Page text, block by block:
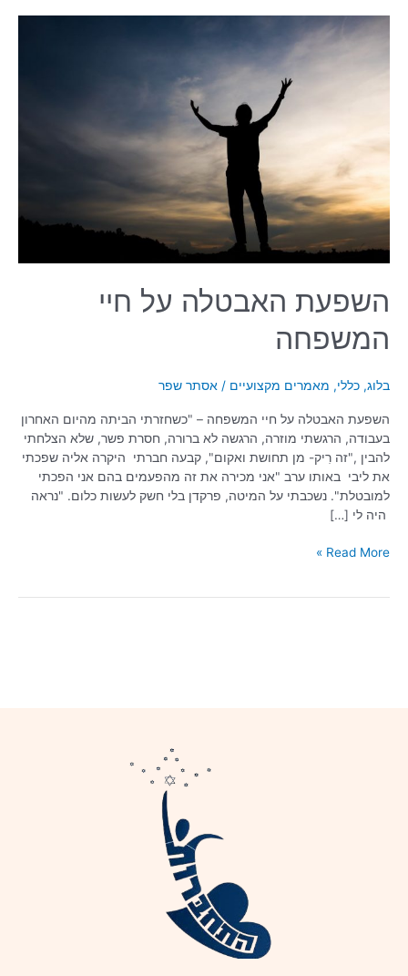
השפעת האבטלה על חיי
המשפחה
בלוג, כללי, מאמרים מקצועיים / אסתר שפר
השפעת האבטלה על חיי המשפחה – "כשחזרתי הביתה מהיום האחרון
בעבודה, הרגשתי מוזרה, הרגשה לא ברורה, חסרת פשר, שלא הצלחתי
להבין ,"זה רִיק- מן תחושת ואקום", קבעה חברתי היקרה אליה שפכתי
את ליבי באותו ערב "אני מכירה את זה מהפעמים בהם אני הפכתי
למובטלת". נשכבתי על המיטה, פרקדן בלי חשק לעשות כלום. "נראה
היה לי […]
השפעת
האבטלה
Read More »